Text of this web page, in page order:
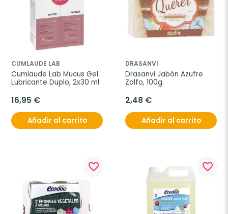
CUMLAUDE LAB
Cumlaude Lab Mucus Gel
Lubricante Duplo, 2x30 ml
16,95 €
Añadir al carrito
DRASANVI
Drasanvi Jabón Azufre
Zolfo, 100g.
2,48 €
Añadir al carrito
favorite_border favorite_border